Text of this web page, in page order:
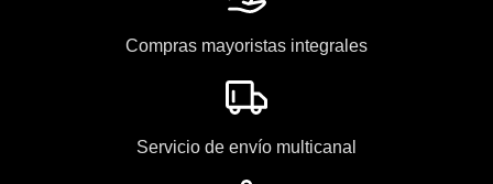
Compras mayoristas integrales
Servicio de envío multicanal